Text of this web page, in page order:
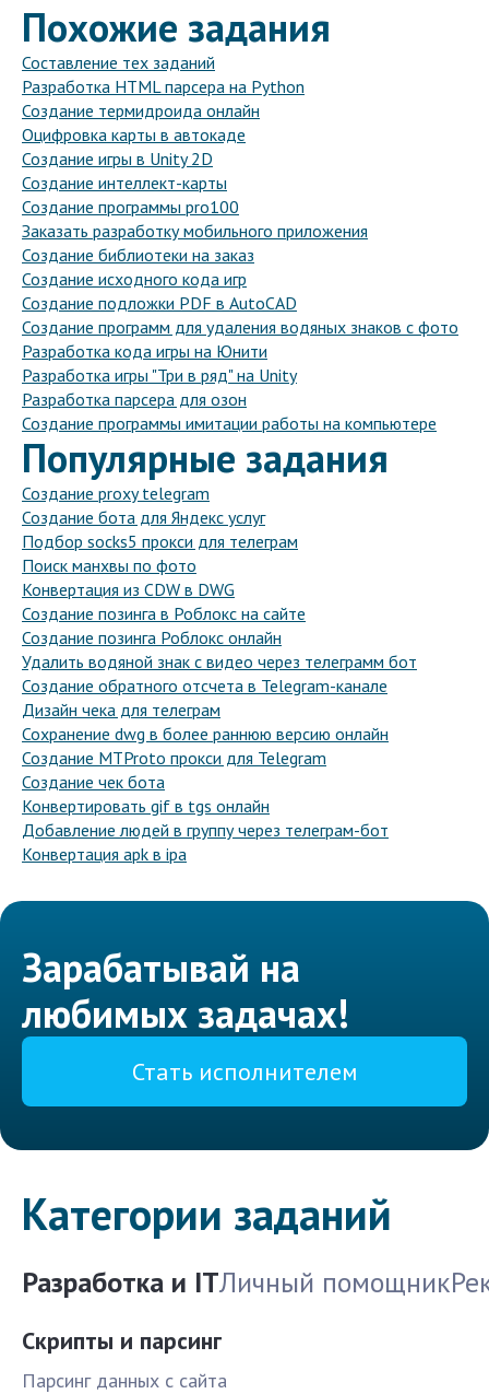
Похожие задания
Составление тех заданий
Разработка HTML парсера на Python
Создание термидроида онлайн
Оцифровка карты в автокаде
Создание игры в Unity 2D
Создание интеллект-карты
Создание программы pro100
Заказать разработку мобильного приложения
Создание библиотеки на заказ
Создание исходного кода игр
Создание подложки PDF в AutoCAD
Создание программ для удаления водяных знаков с фото
Разработка кода игры на Юнити
Разработка игры "Три в ряд" на Unity
Разработка парсера для озон
Создание программы имитации работы на компьютере
Популярные задания
Создание proxy telegram
Создание бота для Яндекс услуг
Подбор socks5 прокси для телеграм
Поиск манхвы по фото
Конвертация из CDW в DWG
Создание позинга в Роблокс на сайте
Создание позинга Роблокс онлайн
Удалить водяной знак с видео через телеграмм бот
Создание обратного отсчета в Telegram-канале
Дизайн чека для телеграм
Сохранение dwg в более раннюю версию онлайн
Создание MTProto прокси для Telegram
Создание чек бота
Конвертировать gif в tgs онлайн
Добавление людей в группу через телеграм-бот
Конвертация apk в ipa
Зарабатывай на
любимых задачах!
Стать исполнителем
Категории заданий
Разработка и ITЛичный помощник
Скрипты и парсинг
Парсинг данных с сайта